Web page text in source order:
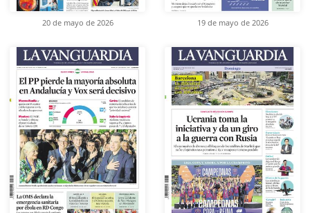
20 de mayo de 2026 19 de mayo de 2026